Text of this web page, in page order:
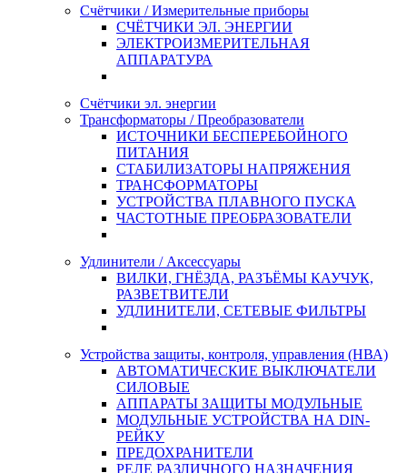
Счётчики / Измерительные приборы
СЧЁТЧИКИ ЭЛ. ЭНЕРГИИ
ЭЛЕКТРОИЗМЕРИТЕЛЬНАЯ
АППАРАТУРА
Счётчики эл. энергии
Трансформаторы / Преобразователи
ИСТОЧНИКИ БЕСПЕРЕБОЙНОГО
ПИТАНИЯ
СТАБИЛИЗАТОРЫ НАПРЯЖЕНИЯ
ТРАНСФОРМАТОРЫ
УСТРОЙСТВА ПЛАВНОГО ПУСКА
ЧАСТОТНЫЕ ПРЕОБРАЗОВАТЕЛИ
Удлинители / Аксессуары
ВИЛКИ, ГНЁЗДА, РАЗЪЁМЫ КАУЧУК,
РАЗВЕТВИТЕЛИ
УДЛИНИТЕЛИ, СЕТЕВЫЕ ФИЛЬТРЫ
Устройства защиты, контроля, управления (НВА)
АВТОМАТИЧЕСКИЕ ВЫКЛЮЧАТЕЛИ
СИЛОВЫЕ
АППАРАТЫ ЗАЩИТЫ МОДУЛЬНЫЕ
МОДУЛЬНЫЕ УСТРОЙСТВА НА DIN-
РЕЙКУ
ПРЕДОХРАНИТЕЛИ
РЕЛЕ РАЗЛИЧНОГО НАЗНАЧЕНИЯ